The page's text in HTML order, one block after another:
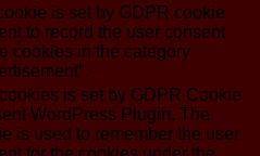
is set by GDPR cookie
to record the user consent
cookies in the category
is set by GDPR Cookie
WordPress Plugin. The
is used to remember the user